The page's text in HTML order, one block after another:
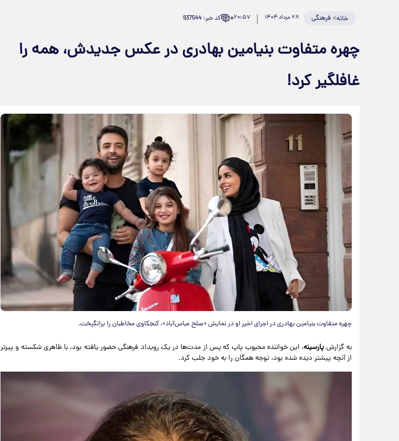
خانه>فرهنگی ۲۸ مرداد ۱۴۰۴ ۲۰:۵۷۰ کد خبر: 937544
چهره متفاوت بنیامین بهادری در عکس جدیدش، همه را
غافلگیر کرد!
چهره متفاوت بنیامین بهادری در اجرای اخیر او در نمایش «صلح عباس‌آباد»، کنجکاوی مخاطبان را برانگیخت.
به گزارشپارسینه، این خواننده محبوب پاپ که پس از مدت‌ها در یک رویداد فرهنگی حضور یافته بود، با ظاهری شکسته و پیرتر
از آنچه پیشتر دیده شده بود، توجه همگان را به خود جلب کرد.